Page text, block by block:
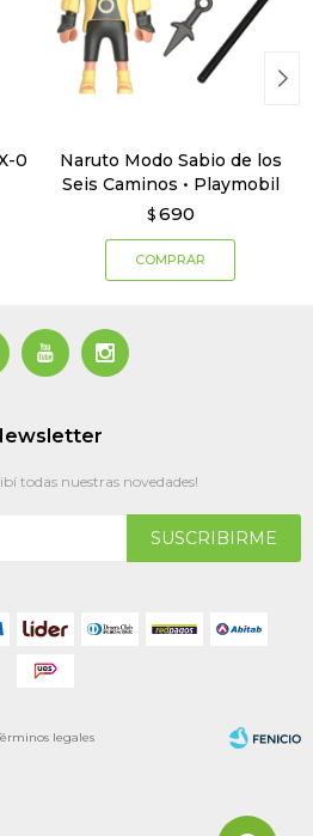
0
Naruto Modo Sabio de los
Seis Caminos • Playmobil
$ 690
 
todas nuestras novedades!
SUSCRIBIRME
legales